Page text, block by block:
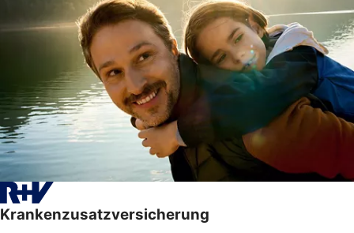
Krankenzusatzversicherung